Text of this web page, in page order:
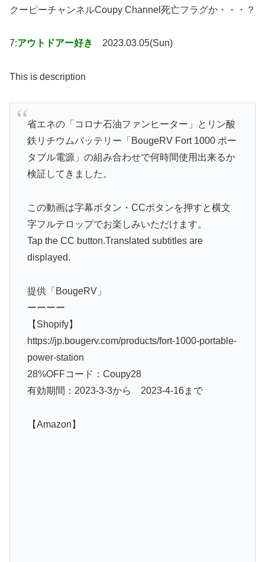
クーピーチャンネルCoupy Channel死亡フラグか・・・？
7:アウトドアー好き 2023.03.05(Sun)
This is description
省エネの「コロナ石油ファンヒーター」とリン酸
鉄リチウムバッテリー「BougeRV Fort 1000 ポー
タブル電源」の組み合わせで何時間使用出来るか
検証してきました。
この動画は字幕ボタン・CCボタンを押すと横文
字フルテロップでお楽しみいただけます。
Tap the CC button.Translated subtitles are
displayed.
提供「BougeRV」
ーーーー
【Shopify】
https://jp.bougerv.com/products/fort-1000-portable-
power-station
28%OFFコード：Coupy28
有効期間：2023-3-3から 2023-4-16まで
【Amazon】